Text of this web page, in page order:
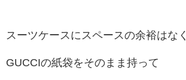
スーツケースにスペースの余裕はなく
GUCCIの紙袋をそのまま持って